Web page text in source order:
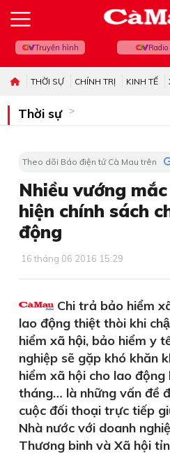
Truyền hình Radio
THỜI SỰ CHÍNH TRỊ KINH TẾ
Thời sự
Theo dõi Báo điện tử Cà Mau trên
Nhiều vướng
hiện chính sách
động
16 tháng 06 2016 15:29
Chi trả bảo hiểm
lao động thiệt thòi khi
hiểm xã hội, bảo hiểm y
nghiệp sẽ gặp khó khăn
hiểm xã hội cho lao
tháng… là những vấn đề
cuộc đối thoại trực tiếp
Nhà nước với doanh
Thương binh và Xã hội